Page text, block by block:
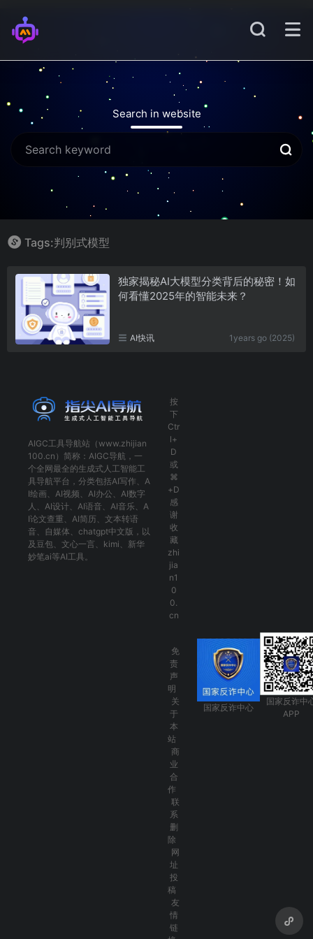
Search in website
Tags:判别式模型
独家揭秘AI大模型分类背后的秘密！如
何看懂2025年的智能未来？
AI快讯 1years go (2025)
AIGC工具导航站（www.zhijian
100.cn）简称： AIGC导航 ，一
个全网最全的生成式人工智能工
具导航平台，分类包括AI写作 、 A
I绘画 、 AI视频 、 AI办公 、 AI数字
人 、 AI设计、 AI语音、 AI音乐、 A
I论文查重 、 AI简历 、 文本转语
音、 自媒体 、 chatgpt中文版 ，以
及 豆包、 文心一言 、 kimi 、 新华
妙笔ai等AI工具。
按
下
Ctr
l+
D
或
⌘
+D
感
谢
收
藏
zhi
jia
n1
0
0.
cn
免
责
声
明
关
于
本
站
商
业
合
作
联
系
删
除
网
址
投
稿
友
情
链
国家反诈中心
国家反诈中
APP